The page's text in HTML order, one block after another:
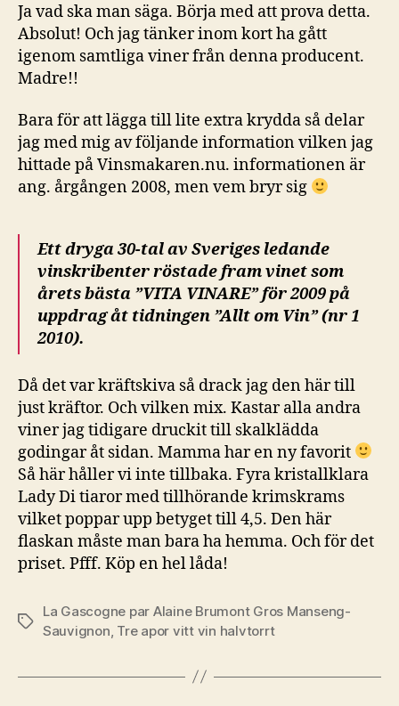
Ja vad ska man säga. Börja med att prova detta.
Absolut! Och jag tänker inom kort ha gått
igenom samtliga viner från denna producent.
Madre!!
Bara för att lägga till lite extra krydda så delar
jag med mig av följande information vilken jag
hittade på Vinsmakaren.nu. informationen är
ang. årgången 2008, men vem bryr sig
Ett dryga 30-tal av Sveriges ledande
vinskribenter röstade fram vinet som
årets bästa ”VITA VINARE” för 2009 på
uppdrag åt tidningen ”Allt om Vin” (nr 1
2010).
Då det var kräftskiva så drack jag den här till
just kräftor. Och vilken mix. Kastar alla andra
viner jag tidigare druckit till skalklädda
godingar åt sidan. Mamma har en ny favorit
Så här håller vi inte tillbaka. Fyra kristallklara
Lady Di tiaror med tillhörande krimskrams
vilket poppar upp betyget till 4,5. Den här
flaskan måste man bara ha hemma. Och för det
priset. Pfff. Köp en hel låda!
Etiketter
La Gascogne par Alaine Brumont Gros Manseng-
Sauvignon Tre apor vitt vin halvtorrt